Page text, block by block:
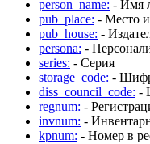
person_name: - Имя
pub_place: - Место
pub_house: -
persona: -
series: - Серия
storage_code: -
diss_council_code: -
regnum: -
invnum: -
kpnum: - Номер в